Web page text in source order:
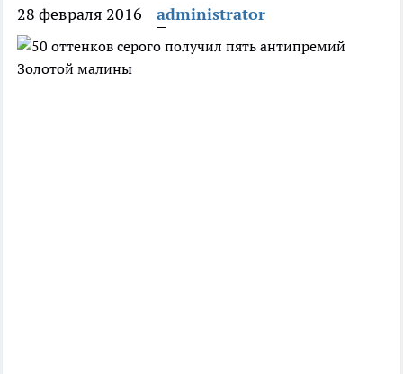
28 февраля 2016 administrator